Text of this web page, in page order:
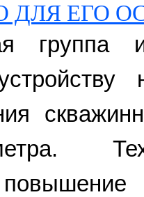
ДЛЯ ЕГО
группа